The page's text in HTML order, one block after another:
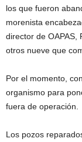
los que fueron
morenista
director de OAPAS,
otros nueve que
Por el momento,
organismo para
fuera de operación.
Los pozos